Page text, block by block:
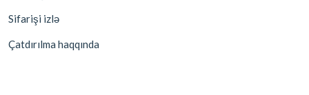
Sifarişi izlə
Çatdırılma haqqında